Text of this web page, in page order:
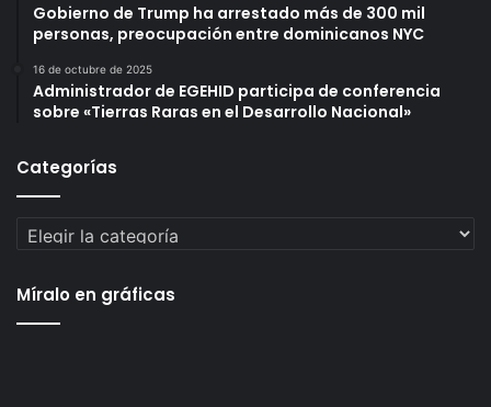
Gobierno de Trump ha arrestado más de 300 mil
personas, preocupación entre dominicanos NYC
16 de octubre de 2025
Administrador de EGEHID participa de conferencia
sobre «Tierras Raras en el Desarrollo Nacional»
Categorías
Categorías
Míralo en gráficas